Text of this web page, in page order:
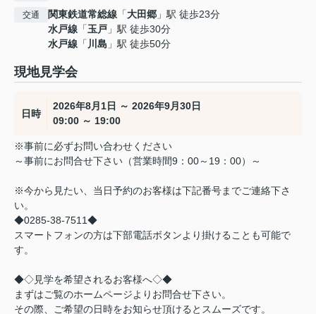
交通 関東鉄道常総線 「大田郷 」駅 徒歩23分
水戸線 「玉戸 」駅 徒歩30分
水戸線 「 川島 」駅 徒歩50分
現地見学会
日時
2026年8月1日 ～ 2026年9月30日
09:00 ～ 19:00
※事前に必ずお問い合わせください
～事前にお問合せ下さい（営業時間9：00～19：00）～
※今から見たい、当日予約のお客様は下記番号までご連絡下さ
い。
◆0285-38-7511◆
スマートフォンの方は下部電話ボタンより掛けることも可能で
す。
◆◇見学を希望されるお客様へ◇◆
まずはご覧のホームページよりお問合せ下さい。
その際、ご希望の日時をお知らせ頂けるとスムーズです。